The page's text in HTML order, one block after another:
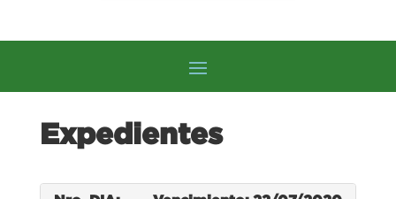
Expedientes